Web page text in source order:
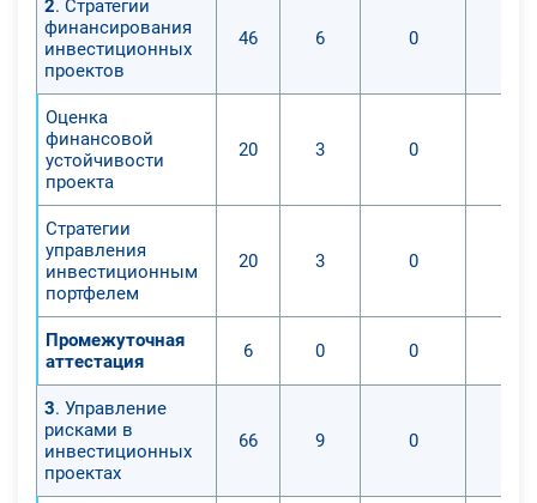
2. Стратегии
финансирования
инвестиционных
проектов
46 6 0
Оценка
финансовой
устойчивости
проекта
20 3 0
Стратегии
управления
инвестиционным
портфелем
20 3 0
Промежуточная
аттестация
6 0 0
3. Управление
рисками в
инвестиционных
проектах
66 9 0